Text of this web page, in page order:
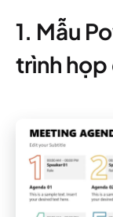
1. Mẫu
trình